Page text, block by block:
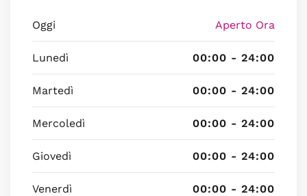
Oggi Aperto Ora
Lunedì 00:00 - 24:00
Martedì 00:00 - 24:00
Mercoledì 00:00 - 24:00
Giovedì 00:00 - 24:00
Venerdì 00:00 - 24:00